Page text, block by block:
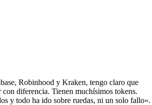
Robinhood y Kraken, tengo claro que
diferencia. Tienen muchísimos tokens.
y todo ha ido sobre ruedas, ni un solo fallo».